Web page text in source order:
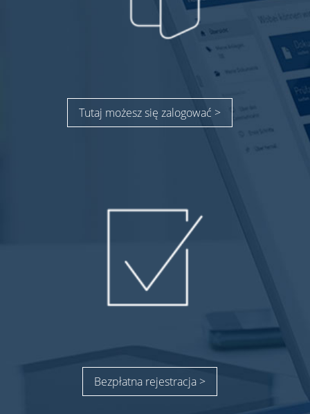
Tutaj możesz się zalogować >
Bezpłatna rejestracja >